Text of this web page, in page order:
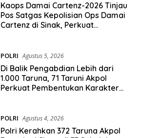
Kaops Damai Cartenz-2026 Tinjau
Pos Satgas Kepolisian Ops Damai
Cartenz di Sinak, Perkuat
POLRI Agustus 5, 2026
Di Balik Pengabdian Lebih dari
1.000 Taruna, 71 Taruni Akpol
Perkuat Pembentukan Karakter
POLRI Agustus 4, 2026
Polri Kerahkan 372 Taruna Akpol